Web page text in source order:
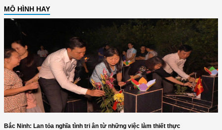
MÔ HÌNH HAY
Bắc Ninh: Lan tỏa nghĩa tình tri ân từ những việc làm thiết thực